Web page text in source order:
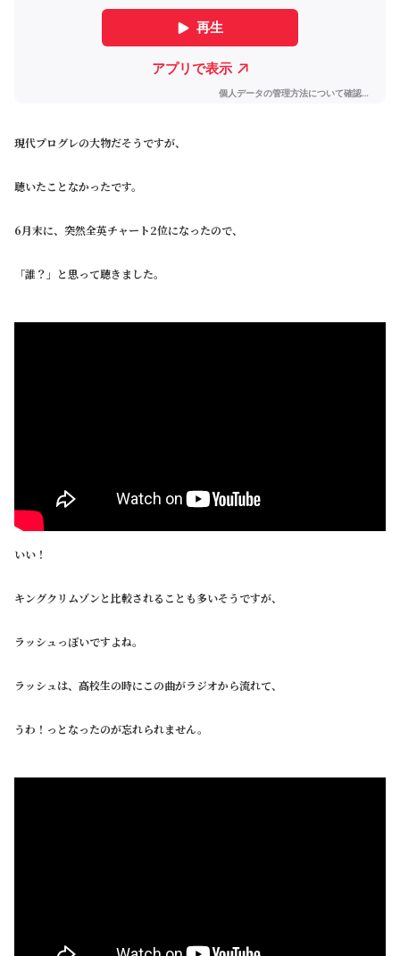
現代プログレの大物だそうですが、
聴いたことなかったです。
6月末に、突然全英チャート2位になったので、
「誰？」と思って聴きました。
いい！
キングクリムゾンと比較されることも多いそうですが、
ラッシュっぽいですよね。
ラッシュは、高校生の時にこの曲がラジオから流れて、
うわ！っとなったのが忘れられません。